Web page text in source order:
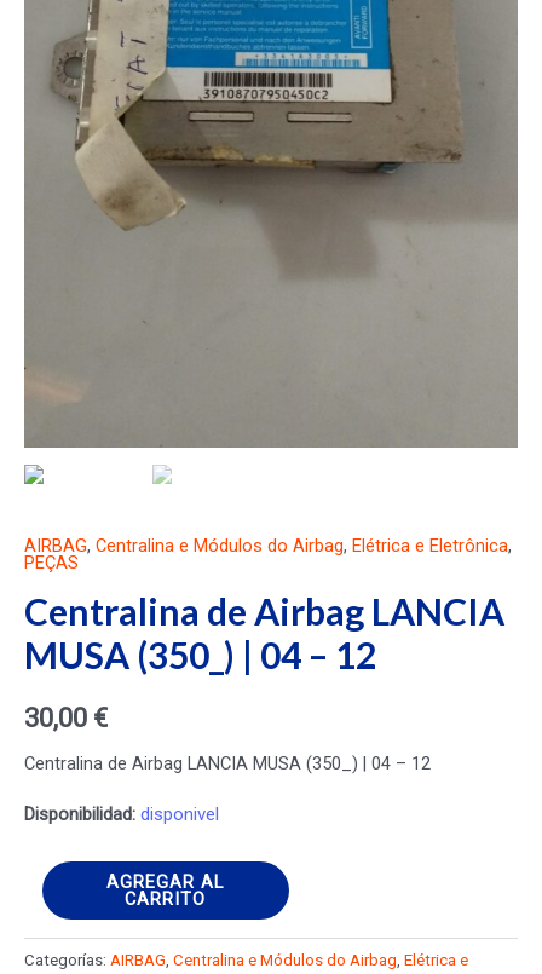
AIRBAG, Centralina e Módulos do Airbag, Elétrica e Eletrônica,
PEÇAS
Centralina de Airbag LANCIA
MUSA (350_) | 04 – 12
30,00 €
Centralina de Airbag LANCIA MUSA (350_) | 04 – 12
Disponibilidad: disponivel
Centralina
Airbag
AGREGAR AL
CARRITO
Categorías: AIRBAG, Centralina e Módulos do Airbag, Elétrica e